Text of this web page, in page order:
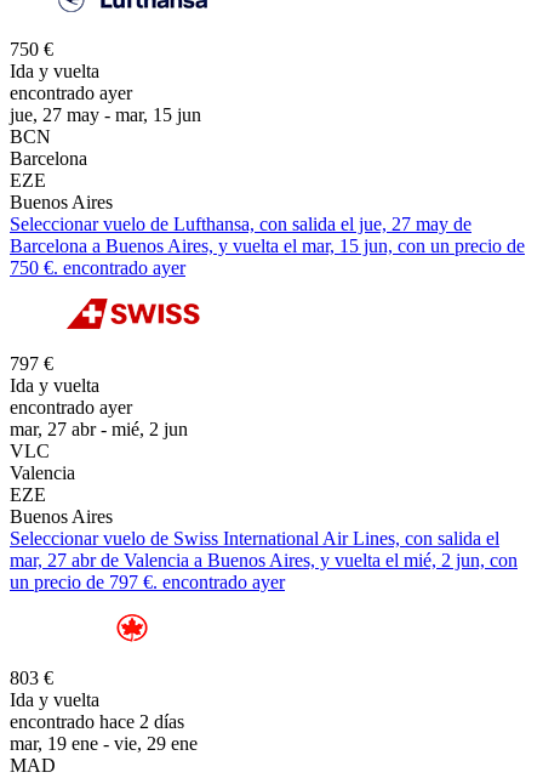
750 €
Ida y vuelta
encontrado ayer
jue, 27 may - mar, 15 jun
BCN
Barcelona
EZE
Buenos Aires
Seleccionar vuelo de Lufthansa, con salida el jue, 27 may de
Barcelona a Buenos Aires, y vuelta el mar, 15 jun, con un precio de
750 €. encontrado ayer
797 €
Ida y vuelta
encontrado ayer
mar, 27 abr - mié, 2 jun
VLC
Valencia
EZE
Buenos Aires
Seleccionar vuelo de Swiss International Air Lines, con salida el
mar, 27 abr de Valencia a Buenos Aires, y vuelta el mié, 2 jun, con
un precio de 797 €. encontrado ayer
803 €
Ida y vuelta
encontrado hace 2 días
mar, 19 ene - vie, 29 ene
MAD